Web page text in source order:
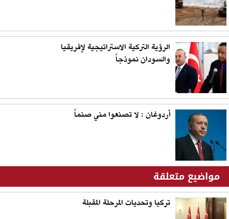
الرؤية التركية الاستراتيجية لإفريقيا
والسودان نموذجاً
أردوغان : لا تصنعوا مني صنماً
مواضيع متعلقة
تركيا وتحديات المرحلة المقبلة